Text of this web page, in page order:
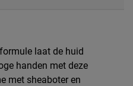
laat de huid
handen met deze
met sheaboter en